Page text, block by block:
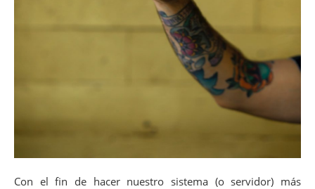
Con el fin de hacer nuestro sistema (o servidor) más